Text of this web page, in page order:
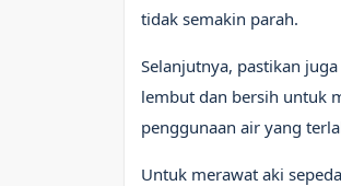
tidak semakin parah.
Selanjutnya, pastikan
lembut dan bersih untuk
penggunaan air yang
Untuk merawat aki